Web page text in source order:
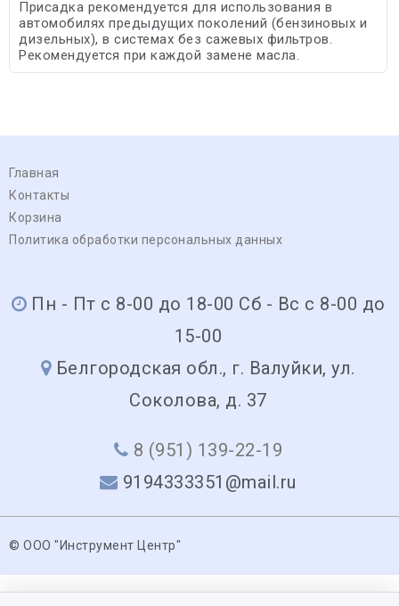
Присадка рекомендуется для использования в
автомобилях предыдущих поколений (бензиновых и
дизельных), в системах без сажевых фильтров.
Рекомендуется при каждой замене масла.
Главная
Контакты
Корзина
Политика обработки персональных данных
Пн - Пт с 8-00 до 18-00 Сб - Вс с 8-00 до
15-00
Белгородская обл., г. Валуйки, ул.
Соколова, д. 37
8 (951) 139-22-19
9194333351@mail.ru
© ООО "Инструмент Центр"